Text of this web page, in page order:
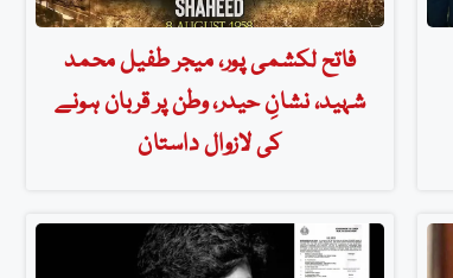
فاتح لکشمی پور، میجر طفیل محمد
شہید، نشانِ حیدر، وطن پر قربان ہونے
کی لازوال داستان